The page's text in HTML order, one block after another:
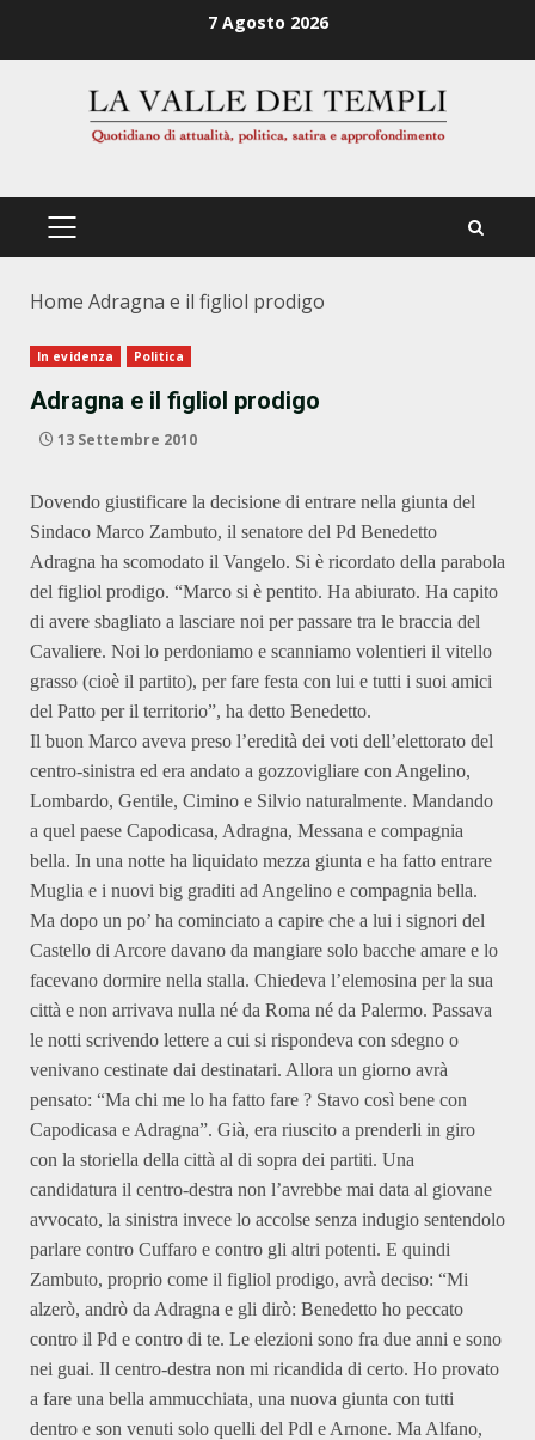
7 Agosto 2026
PRIMÄRES
Home Adragna e il figliol prodigo
In evidenza Politica
Adragna e il figliol prodigo
13 Settembre 2010
Dovendo giustificare la decisione di entrare nella giunta del
Sindaco Marco Zambuto, il senatore del Pd Benedetto
Adragna ha scomodato il Vangelo. Si è ricordato della parabola
del figliol prodigo. “Marco si è pentito. Ha abiurato. Ha capito
di avere sbagliato a lasciare noi per passare tra le braccia del
Cavaliere. Noi lo perdoniamo e scanniamo volentieri il vitello
grasso (cioè il partito), per fare festa con lui e tutti i suoi amici
del Patto per il territorio”, ha detto Benedetto.
Il buon Marco aveva preso l’eredità dei voti dell’elettorato del
centro-sinistra ed era andato a gozzovigliare con Angelino,
Lombardo, Gentile, Cimino e Silvio naturalmente. Mandando
a quel paese Capodicasa, Adragna, Messana e compagnia
bella. In una notte ha liquidato mezza giunta e ha fatto entrare
Muglia e i nuovi big graditi ad Angelino e compagnia bella.
Ma dopo un po’ ha cominciato a capire che a lui i signori del
Castello di Arcore davano da mangiare solo bacche amare e lo
facevano dormire nella stalla. Chiedeva l’elemosina per la sua
città e non arrivava nulla né da Roma né da Palermo. Passava
le notti scrivendo lettere a cui si rispondeva con sdegno o
venivano cestinate dai destinatari. Allora un giorno avrà
pensato: “Ma chi me lo ha fatto fare ? Stavo così bene con
Capodicasa e Adragna”. Già, era riuscito a prenderli in giro
con la storiella della città al di sopra dei partiti. Una
candidatura il centro-destra non l’avrebbe mai data al giovane
avvocato, la sinistra invece lo accolse senza indugio sentendolo
parlare contro Cuffaro e contro gli altri potenti. E quindi
Zambuto, proprio come il figliol prodigo, avrà deciso: “Mi
alzerò, andrò da Adragna e gli dirò: Benedetto ho peccato
contro il Pd e contro di te. Le elezioni sono fra due anni e sono
nei guai. Il centro-destra non mi ricandida di certo. Ho provato
a fare una bella ammucchiata, una nuova giunta con tutti
dentro e son venuti solo quelli del Pdl e Arnone. Ma Alfano,